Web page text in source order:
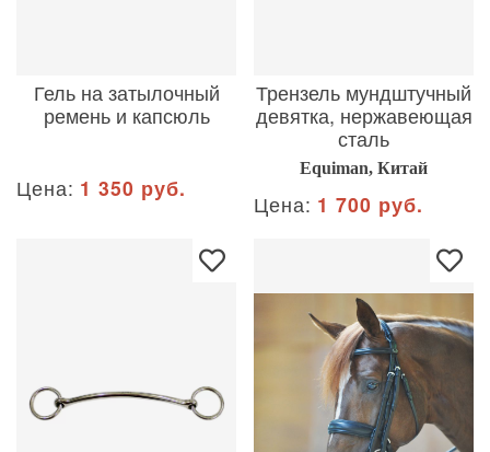
Гель на затылочный
ремень и капсюль
Цена: 1 350 руб.
Трензель мундштучный
девятка, нержавеющая
сталь
Equiman, Китай
Цена: 1 700 руб.